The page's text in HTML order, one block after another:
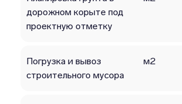
дорожном корыте под
проектную отметку
Погрузка и вывоз
строительного мусора
м2